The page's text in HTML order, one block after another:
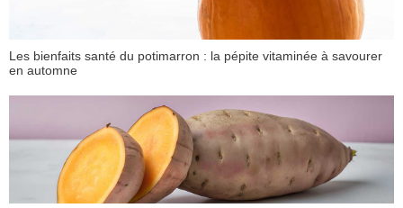
Les bienfaits santé du potimarron : la pépite vitaminée à savourer
en automne